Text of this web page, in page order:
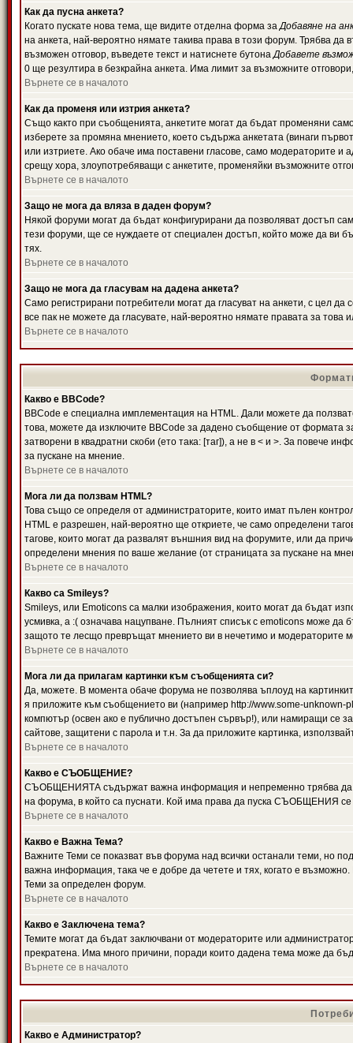
Как да пусна анкета?
Когато пускате нова тема, ще видите отделна форма заДобавяне на
на анкета, най-вероятно нямате такива права в този форум. Трябва да
възможен отговор, въведете текст и натиснете бутонаДобавете
0 ще резултира в безкрайна анкета. Има лимит за възможните
Върнете се в началото
Как да променя или изтрия анкета?
Също както при съобщенията, анкетите могат да бъдат променяни
изберете за промяна мнението, което съдържа анкетата (винаги
или изтриете. Ако обаче има поставени гласове, само модераторите и
срещу хора, злоупотребяващи с анкетите, променяйки възможните
Върнете се в началото
Защо не мога да вляза в даден форум?
Някой форуми могат да бъдат конфигурирани да позволяват достъп
тези форуми, ще се нуждаете от специален достъп, който може да ви
тях.
Върнете се в началото
Защо не мога да гласувам на дадена анкета?
Само регистрирани потребители могат да гласуват на анкети, с цел
все пак не можете да гласувате, най-вероятно нямате правата за това
Върнете се в началото
Какво е BBCode?
BBCode е специална имплементация на HTML. Дали можете да
това, можете да изключите BBCode за дадено съобщение от формата
затворени в квадратни скоби (ето така: [таг]), а не в < и >. За повече
за пускане на мнение.
Върнете се в началото
Мога ли да ползвам HTML?
Това също се определя от администраторите, които имат пълен
HTML е разрешен, най-вероятно ще откриете, че само определени
тагове, които могат да развалят външния вид на форумите, или да
определени мнения по ваше желание (от страницата за пускане на
Върнете се в началото
Какво са Smileys?
Smileys, или Emoticons са малки изображения, които могат да бъдат
усмивка, а :( означава нацупване. Пълният списък с emoticons може да
защото те лесщо превръщат мнението ви в нечетимо и модераторите
Върнете се в началото
Мога ли да прилагам картинки към съобщенията си?
Да, можете. В момента обаче форума не позволява ъплоуд на
я приложите към съобщението ви (например http://www.some-
компютър (освен ако е публично достъпен сървър!), или намиращи се
сайтове, защитени с парола и т.н. За да приложите картинка,
Върнете се в началото
Какво е СЪОБЩЕНИЕ?
СЪОБЩЕНИЯТА съдържат важна информация и непременно трябва да
на форума, в който са пуснати. Кой има права да пуска СЪОБЩЕНИЯ се
Върнете се в началото
Какво е Важна Тема?
Важните Теми се показват във форума над всички останали теми,
важна информация, така че е добре да четете и тях, когато е
Теми за определен форум.
Върнете се в началото
Какво е Заключена тема?
Темите могат да бъдат заключвани от модераторите или
прекратена. Има много причини, поради които дадена тема може да
Върнете се в началото
Какво е Администратор?